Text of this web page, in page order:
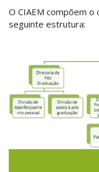
O CIAEM compõem
seguinte estrutura: